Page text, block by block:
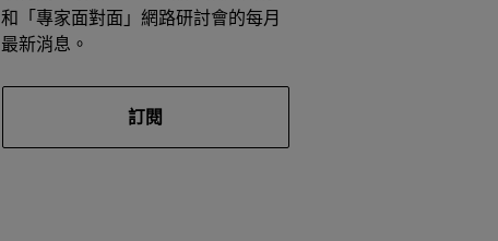
和「專家面對面」網路研討會的每月
最新消息。
訂閱